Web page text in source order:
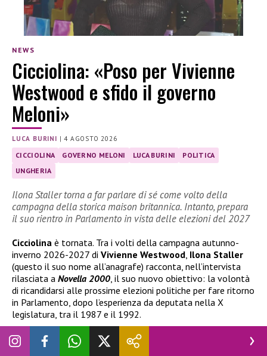
NEWS
Cicciolina: «Poso per Vivienne
Westwood e sfido il governo
Meloni»
LUCA BURINI |4 AGOSTO 2026
CICCIOLINA GOVERNO MELONI LUCA BURINI
POLITICA
UNGHERIA
Ilona Staller torna a far parlare di sé come volto della
campagna della storica maison britannica. Intanto, prepara
il suo rientro in Parlamento in vista delle elezioni del 2027
Cicciolina è tornata. Tra i volti della campagna autunno-
inverno 2026-2027 di Vivienne Westwood Ilona Staller
(questo il suo nome all’anagrafe) racconta, nell’intervista
rilasciata a Novella 2000 , il suo nuovo obiettivo: la volontà
di ricandidarsi alle prossime elezioni politiche per fare ritorno
in Parlamento, dopo l’esperienza da deputata nella X
legislatura, tra il 1987 e il 1992.
Cicciolina è pronta a tornare in politica